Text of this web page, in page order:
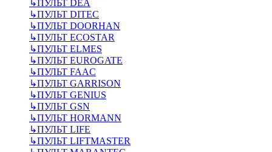
↳ПУЛЬТ DEA
↳ПУЛЬТ DITEC
↳ПУЛЬТ DOORHAN
↳ПУЛЬТ ECOSTAR
↳ПУЛЬТ ELMES
↳ПУЛЬТ EUROGATE
↳ПУЛЬТ FAAC
↳ПУЛЬТ GARRISON
↳ПУЛЬТ GENIUS
↳ПУЛЬТ GSN
↳ПУЛЬТ HORMANN
↳ПУЛЬТ LIFE
↳ПУЛЬТ LIFTMASTER